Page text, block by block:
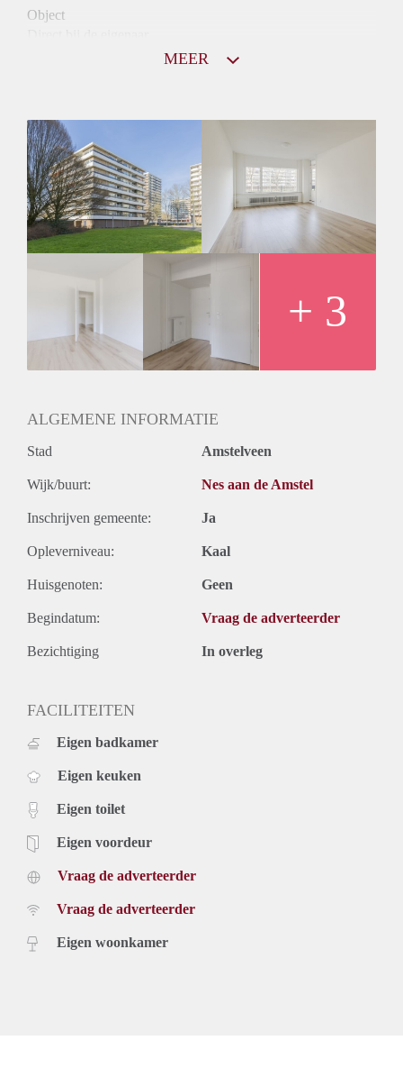
Object
Huurtoeslag
Niet mogelijk
Inkomen eis
3,2 X Maandhuur Bruto
Huurtermijn
Onbepaalde termijn
Oplevering
MEER
+ 3
ALGEMENE INFORMATIE
Stad Amstelveen
Wijk/buurt: Nes aan de Amstel
Inschrijven gemeente: Ja
Opleverniveau: Kaal
Huisgenoten: Geen
Begindatum: Vraag de adverteerder
Bezichtiging In overleg
FACILITEITEN
Eigen badkamer
Eigen keuken
Eigen toilet
Eigen voordeur
Vraag de adverteerder
Vraag de adverteerder
Eigen woonkamer